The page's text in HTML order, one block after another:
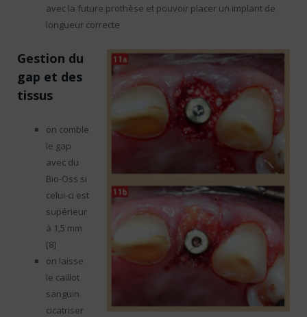
avec la future prothèse et pouvoir placer un implant de
longueur correcte
Gestion du
gap et des
tissus
on comble
le gap
avec du
Bio-Oss si
celui-ci est
supérieur
à 1,5 mm
[8]
on laisse
le caillot
sanguin
cicatriser